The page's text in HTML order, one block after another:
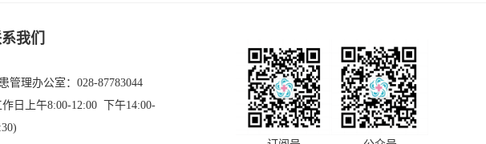
我们
管理办公室：028-87783044
日上午8:00-12:00 下午14:00-